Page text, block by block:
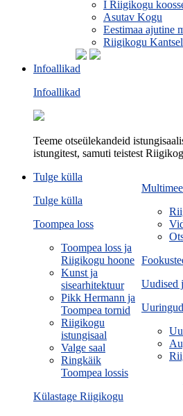
I Riigikogu
Asutav Kogu
Eestimaa ajutine
Riigikogu
Infoallikad
Infoallikad
Teeme otseülekandeid
istungitest, samuti teistest
Uudised
Uuringud
Tulge külla
Tulge külla
Toompea loss
Toompea loss ja
Riigikogu hoone
Kunst ja
sisearhitektuur
Pikk Hermann ja
Toompea tornid
Riigikogu
istungisaal
Valge saal
Ringkäik
Toompea lossis
Külastage Riigikogu